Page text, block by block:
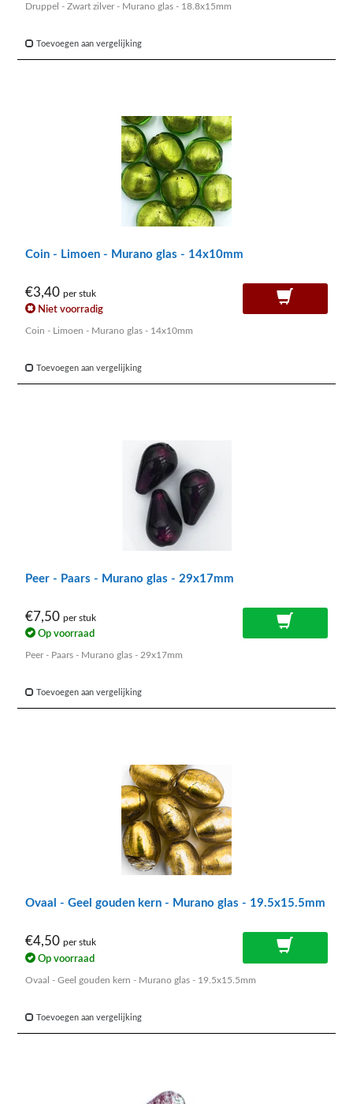
Druppel - Zwart zilver - Murano glas - 18.8x15mm
Toevoegen aan vergelijking
Coin - Limoen - Murano glas - 14x10mm
€3,40 per stuk
Niet voorradig
Coin - Limoen - Murano glas - 14x10mm
Toevoegen aan vergelijking
Peer - Paars - Murano glas - 29x17mm
€7,50 per stuk
Op voorraad
Peer - Paars - Murano glas - 29x17mm
Toevoegen aan vergelijking
Ovaal - Geel gouden kern - Murano glas - 19.5x15.5mm
€4,50 per stuk
Op voorraad
Ovaal - Geel gouden kern - Murano glas - 19.5x15.5mm
Toevoegen aan vergelijking